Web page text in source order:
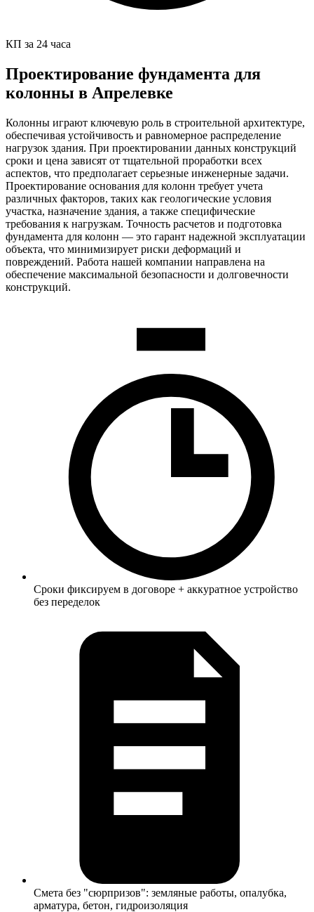
КП за 24 часа
Проектирование фундамента для
колонны в Апрелевке
Колонны играют ключевую роль в строительной архитектуре,
обеспечивая устойчивость и равномерное распределение
нагрузок здания. При проектировании данных конструкций
сроки и цена зависят от тщательной проработки всех
аспектов, что предполагает серьезные инженерные задачи.
Проектирование основания для колонн требует учета
различных факторов, таких как геологические условия
участка, назначение здания, а также специфические
требования к нагрузкам. Точность расчетов и подготовка
фундамента для колонн — это гарант надежной эксплуатации
объекта, что минимизирует риски деформаций и
повреждений. Работа нашей компании направлена на
обеспечение максимальной безопасности и долговечности
конструкций.
Сроки фиксируем в договоре + аккуратное устройство
без переделок
Смета без "сюрпризов": земляные работы, опалубка,
арматура, бетон, гидроизоляция